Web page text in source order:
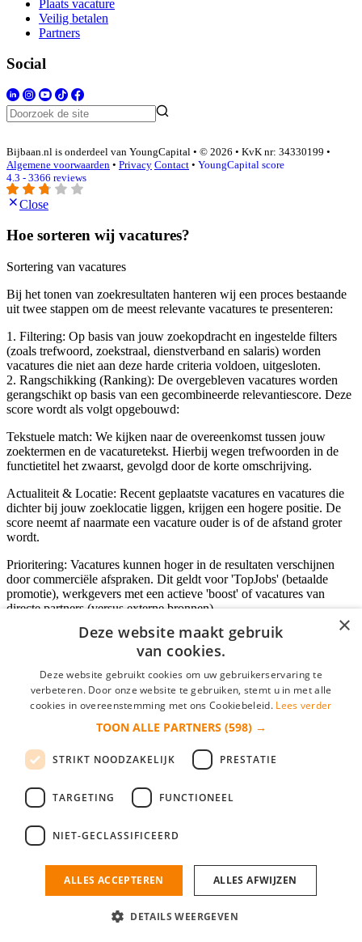
Plaats vacature
Veilig betalen
Partners
Social
Bijbaan.nl is onderdeel van YoungCapital • © 2026 • KvK nr: 34330199 •
Algemene voorwaarden • Privacy Contact • YoungCapital score
4.3 - 3366 reviews
Close
Hoe sorteren wij vacatures?
Sortering van vacatures
Bij het tonen van zoekresultaten hanteren wij een proces bestaande
uit twee stappen om de meest relevante vacatures te presenteren:
1. Filtering: Op basis van jouw zoekopdracht en ingestelde filters
(zoals trefwoord, zoekstraal, dienstverband en salaris) worden
vacatures die niet aan deze harde criteria voldoen, uitgesloten.
2. Rangschikking (Ranking): De overgebleven vacatures worden
gerangschikt op basis van een gecombineerde relevantiescore. Deze
score wordt als volgt opgebouwd:
Tekstuele match: We kijken naar de overeenkomst tussen jouw
zoektermen en de vacaturetekst. Hierbij wegen trefwoorden in de
functietitel het zwaarst, gevolgd door de korte omschrijving.
Actualiteit & Locatie: Recent geplaatste vacatures en vacatures die
dichter bij jouw zoeklocatie liggen, krijgen een hogere positie. De
score neemt af naarmate een vacature ouder is of de afstand groter
wordt.
Prioritering: Vacatures kunnen hoger in de resultaten verschijnen
door commerciële afspraken. Dit geldt voor 'TopJobs' (betaalde
promotie), werkgevers met een actieve 'boost' of vacatures van
directe partners (versus externe bronnen).
Inloggen als bedrijf
*
login gegevens onthouden
login
Bedrijf aanmelden
nieuwe collega/werknemer zo gevonden!
×
Deze website maakt gebruik
van cookies.
Deze website gebruikt cookies om uw gebruikerservaring te
verbeteren. Door onze website te gebruiken, stemt u in met alle
cookies in overeenstemming met ons Cookiebeleid. Lees verder
TOON ALLE PARTNERS (598) →
STRIKT NOODZAKELIJK PRESTATIE
TARGETING FUNCTIONEEL
NIET-GECLASSIFICEERD
ALLES ACCEPTEREN ALLES AFWIJZEN
DETAILS WEERGEVEN